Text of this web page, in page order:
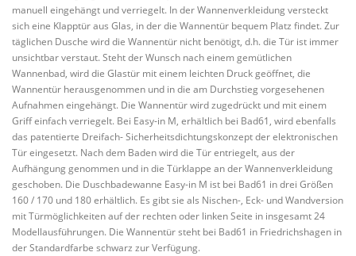
manuell eingehängt und verriegelt. In der Wannenverkleidung versteckt
sich eine Klapptür aus Glas, in der die Wannentür bequem Platz findet. Zur
täglichen Dusche wird die Wannentür nicht benötigt, d.h. die Tür ist immer
unsichtbar verstaut. Steht der Wunsch nach einem gemütlichen
Wannenbad, wird die Glastür mit einem leichten Druck geöffnet, die
Wannentür herausgenommen und in die am Durchstieg vorgesehenen
Aufnahmen eingehängt. Die Wannentür wird zugedrückt und mit einem
Griff einfach verriegelt. Bei Easy-in M, erhältlich bei Bad61, wird ebenfalls
das patentierte Dreifach- Sicherheitsdichtungskonzept der elektronischen
Tür eingesetzt. Nach dem Baden wird die Tür entriegelt, aus der
Aufhängung genommen und in die Türklappe an der Wannenverkleidung
geschoben. Die Duschbadewanne Easy-in M ist bei Bad61 in drei Größen
160 / 170 und 180 erhältlich. Es gibt sie als Nischen-, Eck- und Wandversion
mit Türmöglichkeiten auf der rechten oder linken Seite in insgesamt 24
Modellausführungen. Die Wannentür steht bei Bad61 in Friedrichshagen in
der Standardfarbe schwarz zur Verfügung.